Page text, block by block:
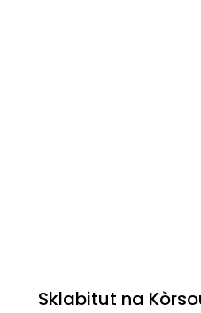
Sklabitut na